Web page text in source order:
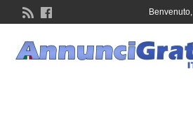
Benvenuto,